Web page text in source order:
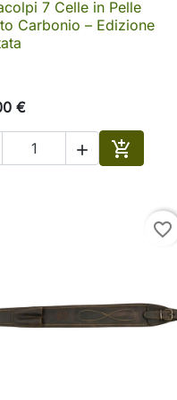
7 Celle in Pelle
Carbonio – Edizione
€
 
favorite_border